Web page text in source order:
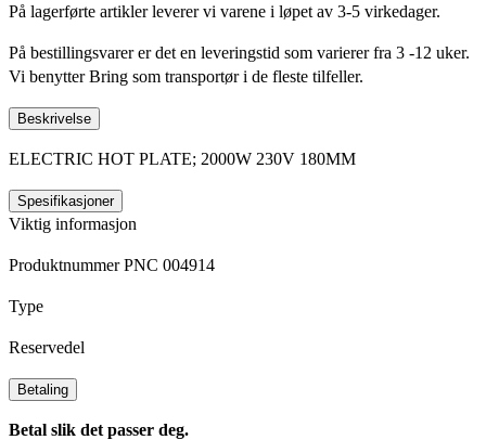
På lagerførte artikler leverer vi varene i løpet av 3-5 virkedager.
På bestillingsvarer er det en leveringstid som varierer fra 3 -12 uker.
Vi benytter Bring som transportør i de fleste tilfeller.
Beskrivelse
ELECTRIC HOT PLATE; 2000W 230V 180MM
Spesifikasjoner
Viktig informasjon
Produktnummer PNC 004914
Type
Reservedel
Betaling
Betal slik det passer deg.